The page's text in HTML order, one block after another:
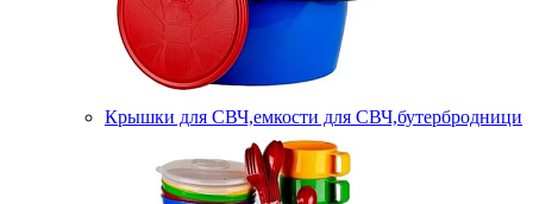
Крышки для СВЧ,емкости для СВЧ,бутербродници